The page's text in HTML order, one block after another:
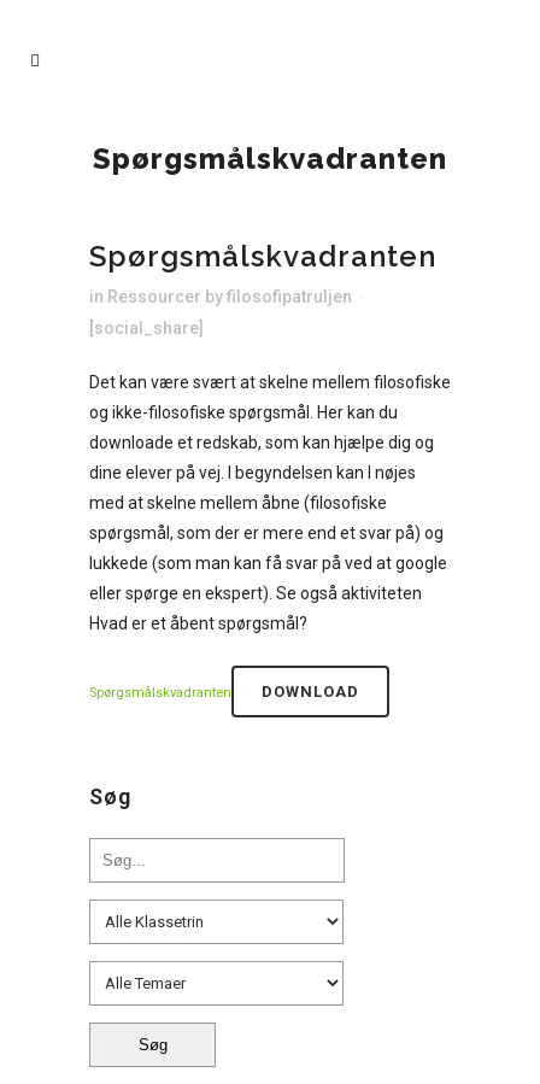
Spørgsmålskvadranten
Spørgsmålskvadranten
in Ressourcer byfilosofipatruljen
[social_share]
Det kan være svært at skelne mellem filosofiske
og ikke-filosofiske spørgsmål. Her kan du
downloade et redskab, som kan hjælpe dig og
dine elever på vej. I begyndelsen kan I nøjes
med at skelne mellem åbne (filosofiske
spørgsmål, som der er mere end et svar på) og
lukkede (som man kan få svar på ved at google
eller spørge en ekspert). Se også aktiviteten
Hvad er et åbent spørgsmål?
Spørgsmålskvadranten DOWNLOAD
Søg